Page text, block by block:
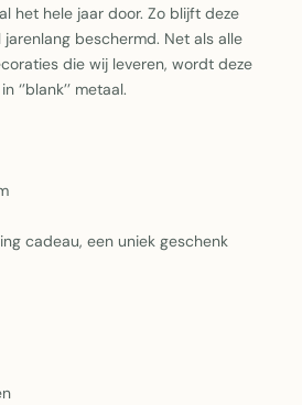
het hele jaar door. Zo blijft deze
jarenlang beschermd. Net als alle
die wij leveren, wordt deze
metaal.
cadeau, een uniek geschenk